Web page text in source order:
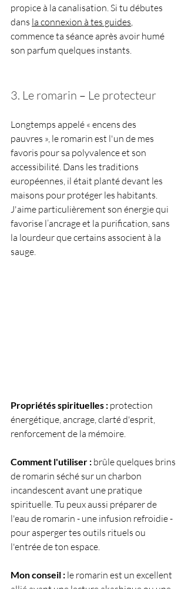
propice à la canalisation. Si tu débutes
dans la connexion à tes guides
commence ta séance après avoir humé
son parfum quelques instants.
3. Le romarin – Le protecteur
Longtemps appelé « encens des
pauvres », le romarin est l'un de mes
favoris pour sa polyvalence et son
accessibilité. Dans les traditions
européennes, il était planté devant les
maisons pour protéger les habitants.
J'aime particulièrement son énergie qui
favorise l’ancrage et la purification, sans
la lourdeur que certains associent à la
sauge.
Propriétés spirituelles : protection
énergétique, ancrage, clarté d'esprit,
renforcement de la mémoire.
Comment l'utiliser : brûle quelques brins
de romarin séché sur un charbon
incandescent avant une pratique
spirituelle. Tu peux aussi préparer de
l'eau de romarin - une infusion refroidie -
pour asperger tes outils rituels ou
l'entrée de ton espace.
Mon conseil : le romarin est un excellent